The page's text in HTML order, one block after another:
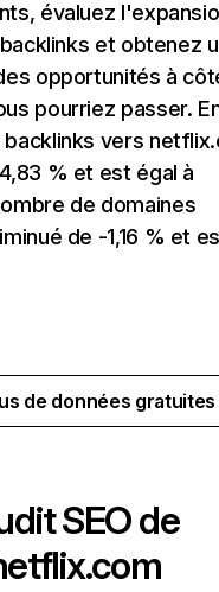
évaluez
et obtenez
opportunités à
pourriez passer.
vers
% et est égal à
de domaines
de -1,16 % et
de données
SEO de